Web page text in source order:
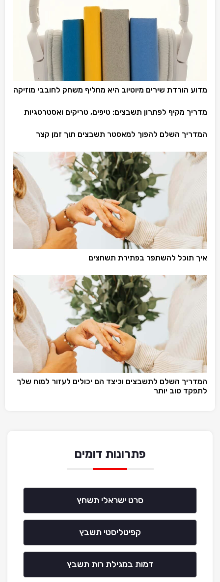
מדוע הורדת שירים מיוטיוב היא מחליף משחק לחובבי מוזיקה
מדריך מקיף לפתרון תשבצים: טיפים, טריקים ואסטרטגיות
המדריך השלם להפוך למאסטר תשבצים תוך זמן קצר
איך תוכל להשתפר בפתירת תשחצים
המדריך השלם לתשבצים וכיצד הם יכולים לעזור למוח שלך
לתפקד טוב יותר
פתרונות דומים
סרט ישראלי תשחץ
קפיטליסטי תשבץ
דמות במגילת רות תשבץ